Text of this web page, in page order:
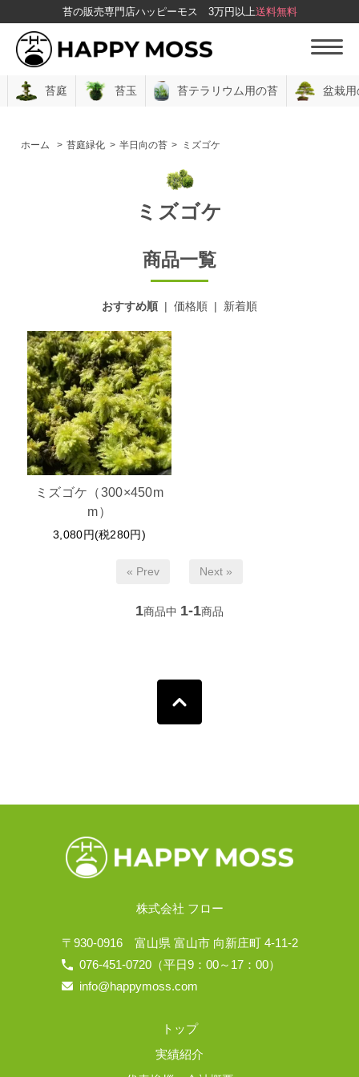
苔の販売専門店ハッピーモス 3万円以上送料無料
苔庭 苔玉 苔テラリウム用の苔 盆栽
ホーム > 苔庭緑化 > 半日向の苔 > ミズゴケ
ミズゴケ
商品一覧
おすすめ順 | 価格順 | 新着順
ミズゴケ（300×450m
m）
3,080円(税280円)
« Prev Next »
1商品中 1-1商品
株式会社 フロー
〒930-0916 富山県 富山市 向新庄町 4-11-2
076-451-0720（平日9：00～17：00）
info@happymoss.com
トップ
実績紹介